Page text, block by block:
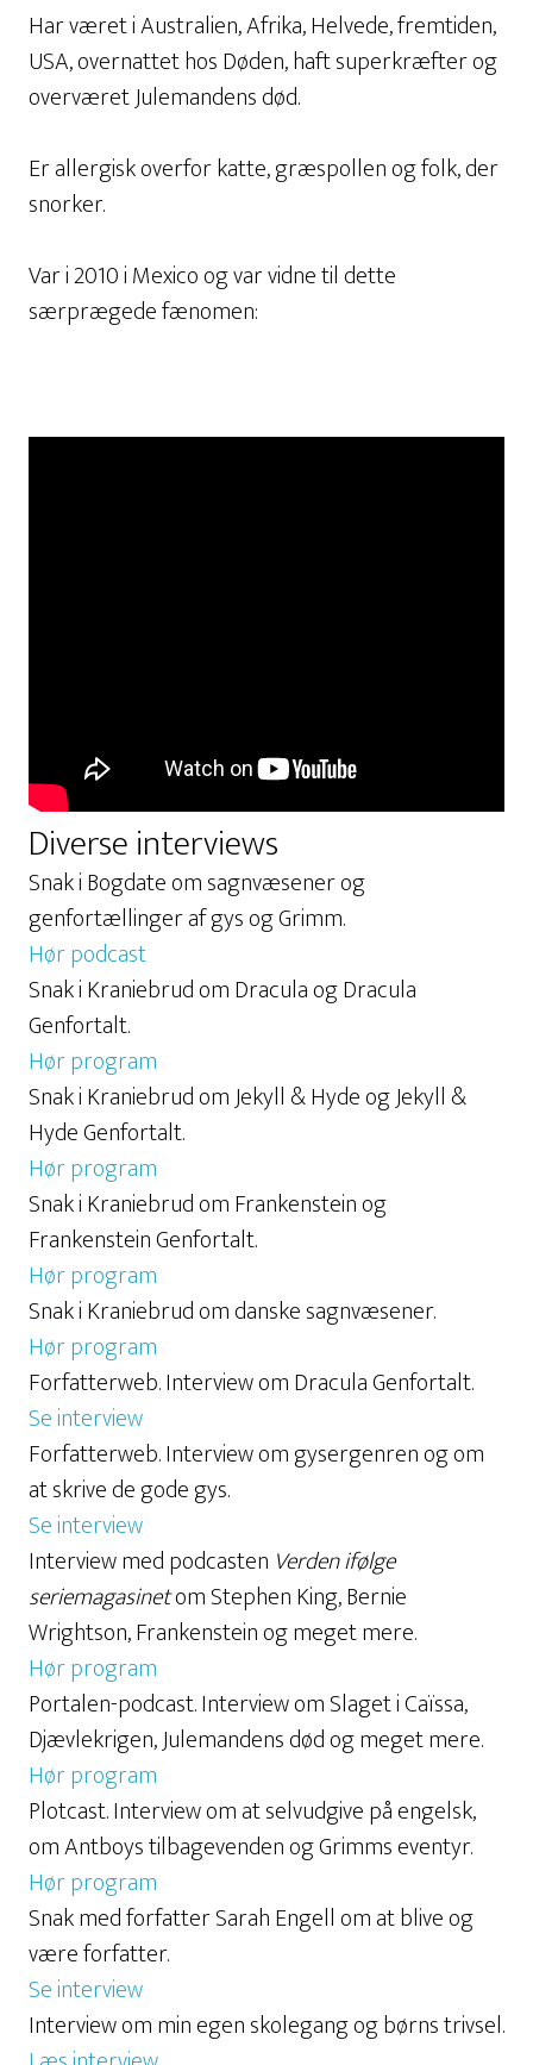
Har været i Australien, Afrika, Helvede, fremtiden,
USA, overnattet hos Døden, haft superkræfter og
overværet Julemandens død.
Er allergisk overfor katte, græspollen og folk, der
snorker.
Var i 2010 i Mexico og var vidne til dette
særprægede fænomen:
Diverse interviews
Snak i Bogdate om sagnvæsener og
genfortællinger af gys og Grimm.
Hør podcast
Snak i Kraniebrud om Dracula og Dracula
Genfortalt.
Hør program
Snak i Kraniebrud om Jekyll & Hyde og Jekyll &
Hyde Genfortalt.
Hør program
Snak i Kraniebrud om Frankenstein og
Frankenstein Genfortalt.
Hør program
Snak i Kraniebrud om danske sagnvæsener.
Hør program
Forfatterweb. Interview om Dracula Genfortalt.
Se interview
Forfatterweb. Interview om gysergenren og om
at skrive de gode gys.
Se interview
Interview med podcasten Verden ifølge
seriemagasinetom Stephen King, Bernie
Wrightson, Frankenstein og meget mere.
Hør program
Portalen-podcast. Interview om Slaget i Caïssa,
Djævlekrigen, Julemandens død og meget mere.
Hør program
Plotcast. Interview om at selvudgive på engelsk,
om Antboys tilbagevenden og Grimms eventyr.
Hør program
Snak med forfatter Sarah Engell om at blive og
være forfatter.
Se interview
Interview om min egen skolegang og børns trivsel.